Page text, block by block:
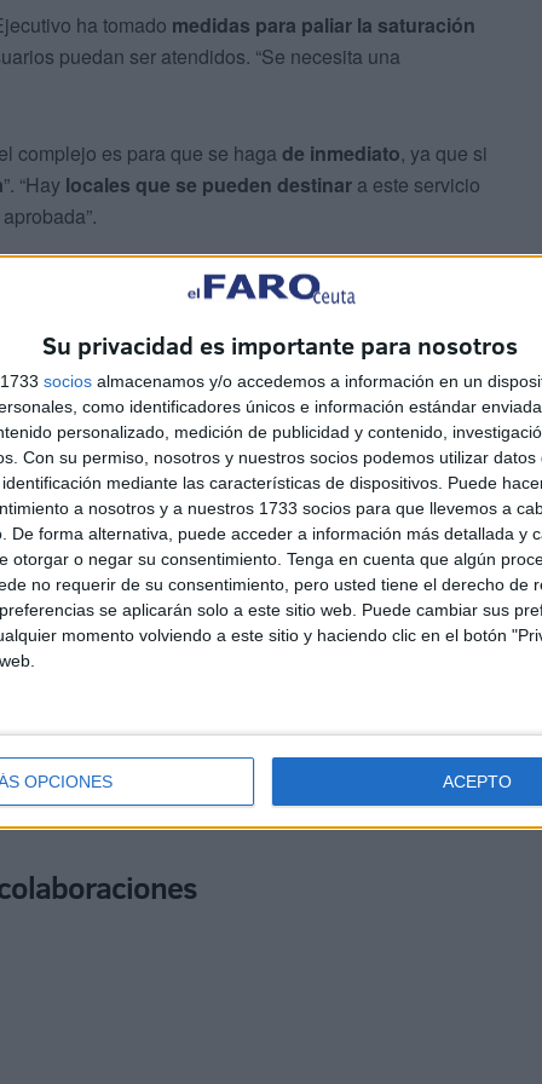
Su privacidad es importante para nosotros
socios almacenamos y/o accedemos a información en un
como identificadores únicos e información estándar
personalizado, medición de publicidad y contenido,
Con su permiso, nosotros y nuestros socios podemos utilizar datos
mediante las características de dispositivos. Puede
a nosotros y a nuestros 1733 socios para que llevemos a
De forma alternativa, puede acceder a información más detallada y
otorgar o negar su consentimiento. Tenga en cuenta que algún
no requerir de su consentimiento, pero usted tiene el derecho de
se aplicarán solo a este sitio web. Puede cambiar sus
momento volviendo a este sitio y haciendo clic en el botón
OPCIONES ACEPTO
ha tomado medidas para paliar la saturación
puedan ser atendidos. “Se necesita una
complejo es para que se haga de inmediato, ya que si
”. “Hay locales que se pueden destinar a este servicio
Ramírez
Servicios Urbanos y Vivienda, ha sido el
, titular del Área de Servicios Sociales y
en uncongreso mundial de Salud Mental.
a su compañera por las críticas recibidas, y ha
de inclusión social
de entre 15.000 y 20.000 metros cuadrados, con
usuarias. Por ello, se está estudiando